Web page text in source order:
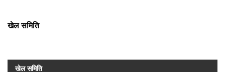
खेल समिति
खेल समिति